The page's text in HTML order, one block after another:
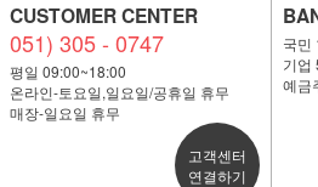
CUSTOMER CENTER
051) 305 - 0747
평일 09:00~18:00
온라인-토요일,일요일/공휴일 휴무
매장-일요일 휴무
고객센터
연결하기
국민
기업
예금